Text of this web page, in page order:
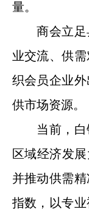
量。
商会立足
业交流、供
织会员企业
供市场资源。
当前，白银
区域经济发
并推动供需
指数，以专